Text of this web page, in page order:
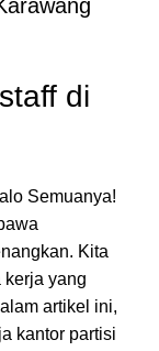
di
Semuanya!
Kita
kerja yang
artikel ini,
kantor partisi